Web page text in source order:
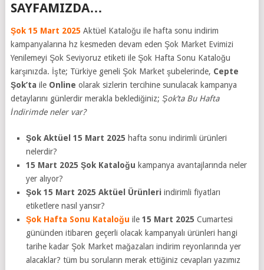
SAYFAMIZDA…
Şok 15 Mart 2025 Aktüel Kataloğu ile hafta sonu indirim
kampanyalarına hz kesmeden devam eden Şok Market Evimizi
Yenilemeyi Şok Seviyoruz etiketi ile Şok Hafta Sonu Kataloğu
karşınızda. İşte; Türkiye geneli Şok Market şubelerinde, Cepte
Şok’ta ile Online olarak sizlerin tercihine sunulacak kampanya
detaylarını günlerdir merakla beklediğiniz; Şok’ta Bu Hafta
İndirimde neler var?
Şok Aktüel 15 Mart 2025 hafta sonu indirimli ürünleri
nelerdir?
15 Mart 2025 Şok Kataloğu kampanya avantajlarında neler
yer alıyor?
Şok 15 Mart 2025 Aktüel Ürünleri indirimli fiyatları
etiketlere nasıl yansır?
Şok Hafta Sonu Kataloğu ile15 Mart 2025 Cumartesi
gününden itibaren geçerli olacak kampanyalı ürünleri hangi
tarihe kadar Şok Market mağazaları indirim reyonlarında yer
alacaklar? tüm bu soruların merak ettiğiniz cevapları yazımız